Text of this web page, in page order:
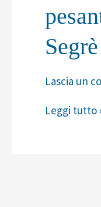
Segrè
Lascia un
Leggi tutto